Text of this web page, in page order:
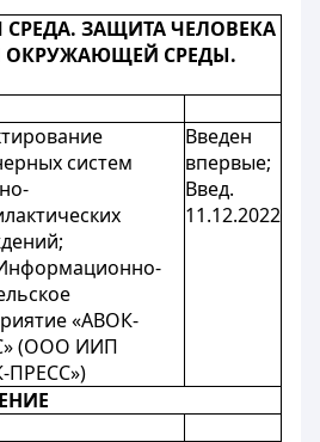
ЗАЩИТА ЧЕЛОВЕКА
ОКРУЖАЮЩЕЙ СРЕДЫ.
систем
«АВОК-
(ООО ИИП
ПРЕСС»)
Введен
впервые;
Введ.
11.12.2022